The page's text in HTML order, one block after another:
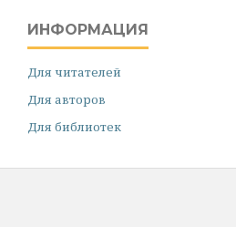
ИНФОРМАЦИЯ
Для читателей
Для авторов
Для библиотек